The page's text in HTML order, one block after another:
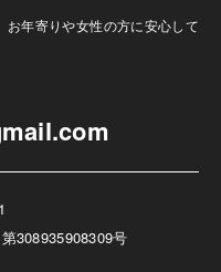
年寄りや女性の方に安心して
308935908309号